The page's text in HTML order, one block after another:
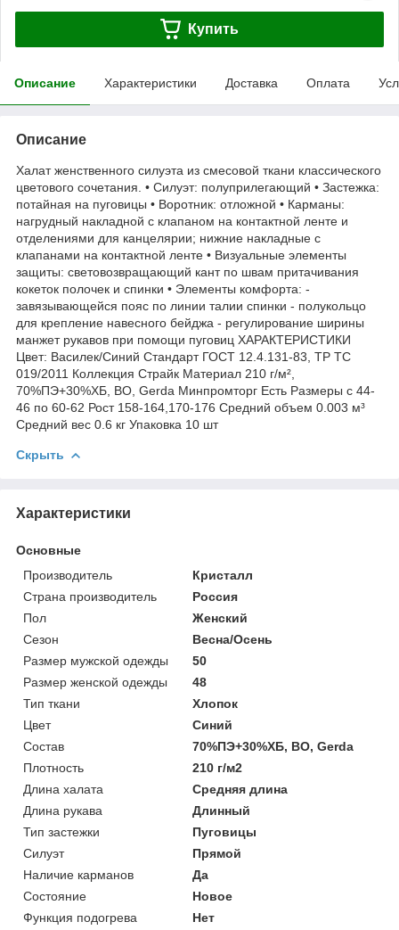
Купить
Описание Характеристики Доставка Оплата
Описание
Халат женственного силуэта из смесовой ткани классического
цветового сочетания. • Силуэт: полуприлегающий • Застежка:
потайная на пуговицы • Воротник: отложной • Карманы:
нагрудный накладной с клапаном на контактной ленте и
отделениями для канцелярии; нижние накладные с
клапанами на контактной ленте • Визуальные элементы
защиты: световозвращающий кант по швам притачивания
кокеток полочек и спинки • Элементы комфорта: -
завязывающейся пояс по линии талии спинки - полукольцо
для крепление навесного бейджа - регулирование ширины
манжет рукавов при помощи пуговиц ХАРАКТЕРИСТИКИ
Цвет: Василек/Синий Стандарт ГОСТ 12.4.131-83, ТР ТС
019/2011 Коллекция Страйк Материал 210 г/м²,
70%ПЭ+30%ХБ, ВО, Gerda Минпромторг Есть Размеры с 44-
46 по 60-62 Рост 158-164,170-176 Средний объем 0.003 м³
Средний вес 0.6 кг Упаковка 10 шт
Скрыть
Характеристики
Основные
Производитель
Кристалл
Страна производитель
Россия
Пол
Женский
Сезон
Весна/Осень
Размер мужской одежды
50
Размер женской одежды
48
Тип ткани
Хлопок
Цвет
Синий
Состав
70%ПЭ+30%ХБ, ВО, Gerda
Плотность
210 г/м2
Длина халата
Средняя длина
Длина рукава
Длинный
Тип застежки
Пуговицы
Силуэт
Прямой
Наличие карманов
Да
Состояние
Новое
Функция подогрева
Нет